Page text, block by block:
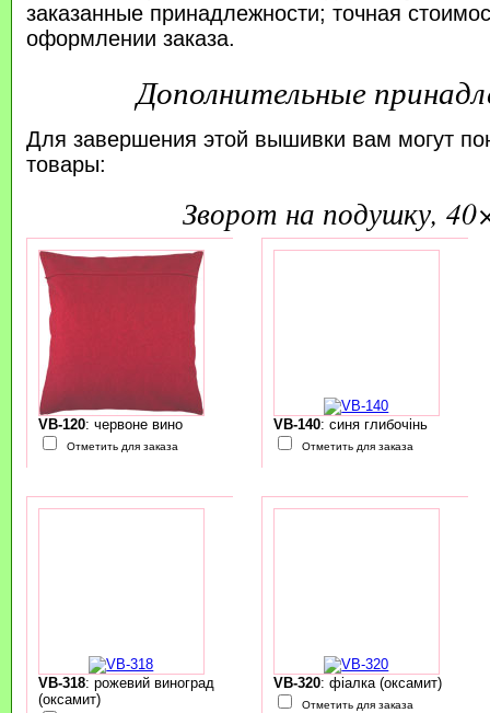
заказанные принадлежности; точная
оформлении заказа.
Дополнительные
Для завершения этой вышивки вам могут
товары:
зворот на подушку,
VB-120: червоне вино
Отметить для заказа
VB-140: синя глибочінь
Отметить для заказа
VB-318: рожевий виноград
(оксамит)
VB-320: фіалка (оксамит)
Отметить для заказа